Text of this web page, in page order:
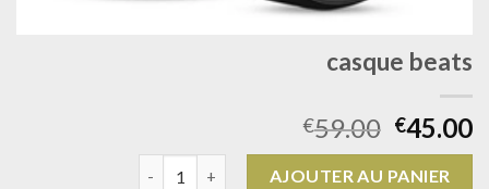
casque beats
€59.00 €45.00
AJOUTER AU PANIER